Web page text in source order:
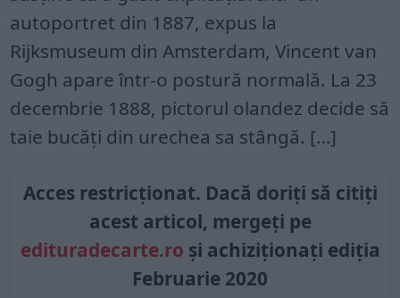
autoportret din 1887, expus la
Rijksmuseum din Amsterdam, Vincent van
Gogh apare într-o postură normală. La 23
decembrie 1888, pictorul olandez decide să
taie bucăți din urechea sa stângă. […]
Acces restricționat. Dacă doriți să citiți
acest articol, mergeți pe
edituradecarte.ro și achiziționați ediția
Februarie 2020